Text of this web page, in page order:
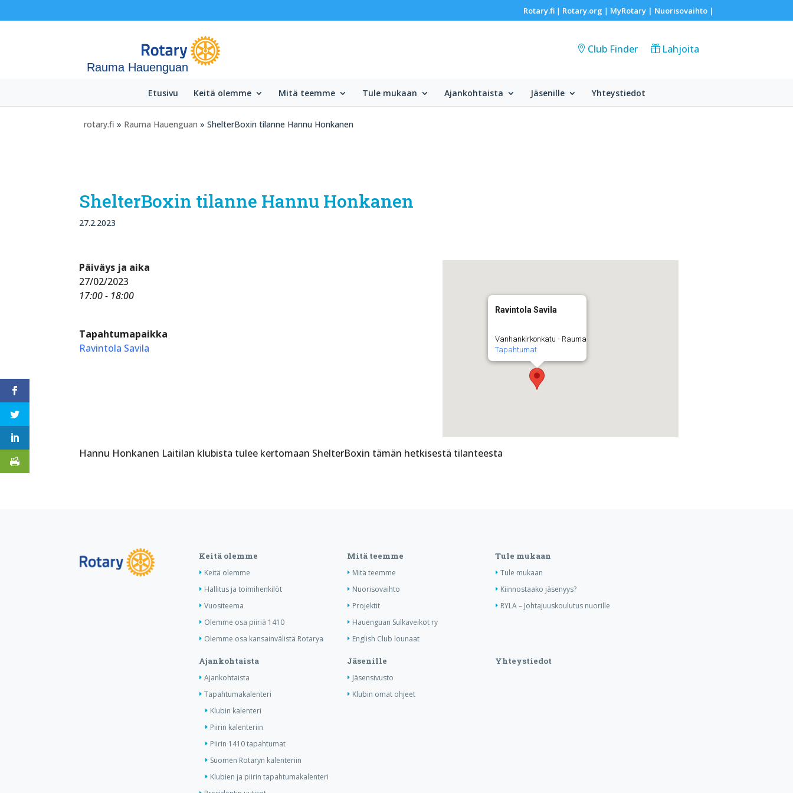
Rotary.fi| Rotary.org | MyRotary | Nuorisovaihto|
Rauma Hauenguan
Club Finder Lahjoita
Etusivu Keitä olemme Mitä teemme Tule mukaan Ajankohtaista Jäsenille Yhteystiedot
rotary.fi » Rauma Hauenguan » ShelterBoxin tilanne Hannu Honkanen
ShelterBoxin tilanne Hannu Honkanen
27.2.2023
Ravintola Savila
Vanhankirkonkatu - Rauma
Tapahtumat
Päiväys ja aika
27/02/2023
17:00 - 18:00
Tapahtumapaikka
Ravintola Savila
Hannu Honkanen Laitilan klubista tulee kertomaan ShelterBoxin tämän hetkisestä tilanteesta
Keitä olemme
Keitä olemme
Hallitus ja toimihenkilöt
Vuositeema
Olemme osa piiriä 1410
Olemme osa kansainvälistä Rotarya
Mitä teemme
Mitä teemme
Nuorisovaihto
Projektit
Hauenguan Sulkaveikot ry
English Club lounaat
Tule mukaan
Tule mukaan
Kiinnostaako jäsenyys?
RYLA – Johtajuuskoulutus nuorille
Ajankohtaista
Ajankohtaista
Tapahtumakalenteri
Klubin kalenteri
Piirin kalenteriin
Piirin 1410 tapahtumat
Suomen Rotaryn kalenteriin
Klubien ja piirin tapahtumakalenteri
Jäsenille
Jäsensivusto
Klubin omat ohjeet
Yhteystiedot